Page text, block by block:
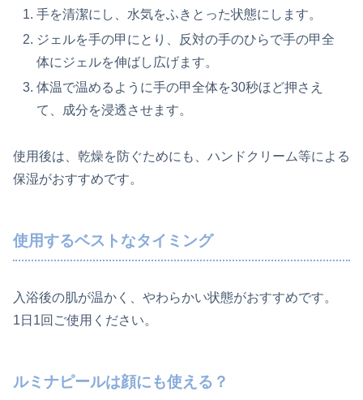
手を清潔にし、水気をふきとった状態にします。
ジェルを手の甲にとり、反対の手のひらで手の甲全
体にジェルを伸ばし広げます。
体温で温めるように手の甲全体を30秒ほど押さえ
て、成分を浸透させます。
使用後は、乾燥を防ぐためにも、ハンドクリーム等による
保湿がおすすめです。
使用するベストなタイミング
入浴後の肌が温かく、やわらかい状態がおすすめです。
1日1回ご使用ください。
ルミナピールは顔にも使える？